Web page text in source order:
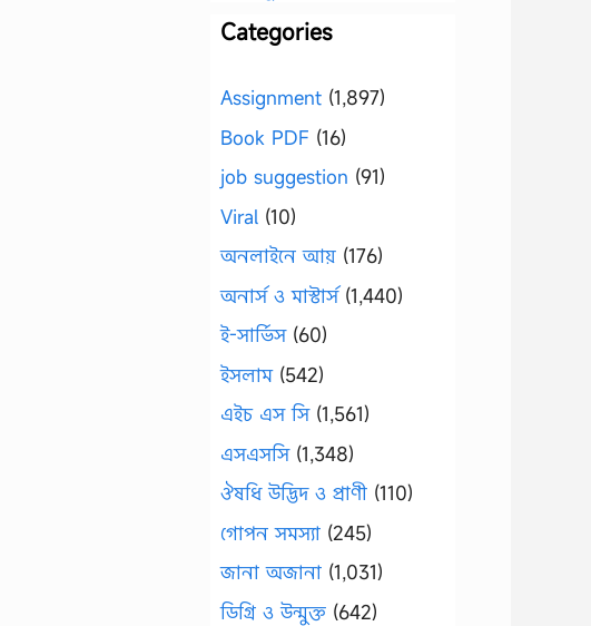
Categories
Assignment (1,897)
Book PDF (16)
job suggestion (91)
Viral (10)
অনলাইনে আয় (176)
অনার্স ও মাস্টার্স(1,440)
ই-সার্ভিস(60)
ইসলাম(542)
এইচ এস সি(1,561)
এসএসসি(1,348)
ঔষধি উদ্ভিদ ও প্রাণী (110)
গোপন সমস্যা (245)
জানা অজানা (1,031)
ডিগ্রি ও উন্মুক্ত (642)